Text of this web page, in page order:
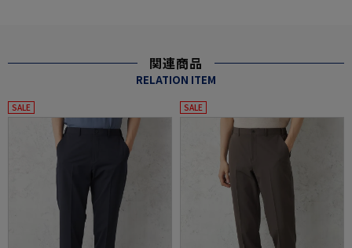
関連商品
RELATION ITEM
SALE SALE